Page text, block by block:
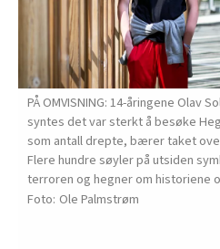
PÅ OMVISNING: 14-åringene Olav
syntes det var sterkt å besøke
som antall drepte, bærer taket
Flere hundre søyler på utsiden
terroren og hegner om historiene
Ole Palmstrøm